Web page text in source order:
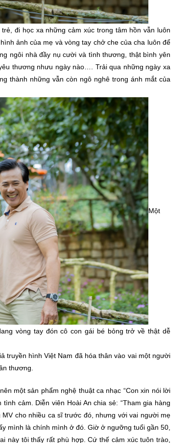
đi học xa những cảm xúc trong tâm hồn vẫn luôn
ảnh của mẹ và vòng tay chở che của cha luôn để
ngôi nhà đầy nụ cười và tình thương, thật bình yên
thương nhưu ngày nào…. Trải qua những ngày xa
thành những vẫn còn ngô nghê trong ánh mắt của
Một
vòng tay đón cô con gái bé bỏng trở về thật dễ
truyền hình Việt Nam đã hóa thân vào vai một người
thương.
một sản phẩm nghệ thuật ca nhạc “Con xin nói lời
cảm. Diễn viên Hoài An chia sẻ: “Tham gia hàng
cho nhiều ca sĩ trước đó, nhưng với vai người mẹ
mình là chính mình ở đó. Giờ ở ngưỡng tuổi gần 50,
này tôi thấy rất phù hợp. Cứ thế cảm xúc tuôn trào,